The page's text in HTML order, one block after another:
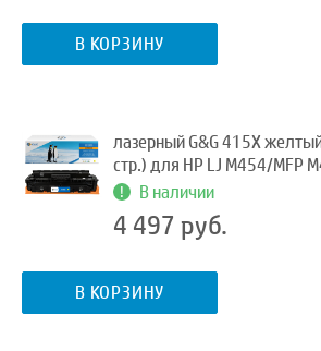
В КОРЗИНУ
лазерный G&G 415X
стр.) для HP LJ M454/MFP
В наличии
4 497 руб.
В КОРЗИНУ